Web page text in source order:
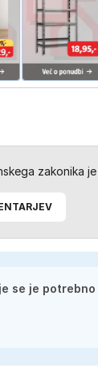
zakonika